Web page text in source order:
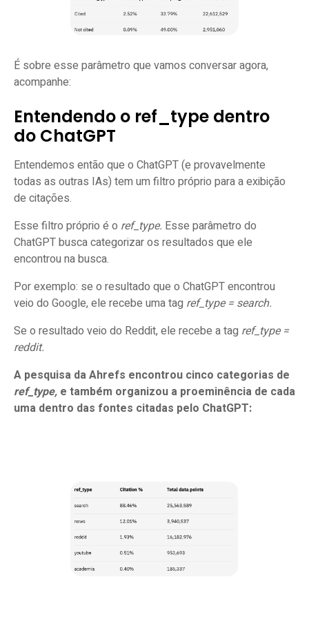
É sobre esse parâmetro que vamos conversar agora,
acompanhe:
Entendendo o ref_type dentro
do ChatGPT
Entendemos então que o ChatGPT (e provavelmente
todas as outras IAs) tem um filtro próprio para a exibição
de citações.
Esse filtro próprio é o ref_type. Esse parâmetro do
ChatGPT busca categorizar os resultados que ele
encontrou na busca.
Por exemplo: se o resultado que o ChatGPT encontrou
veio do Google, ele recebe uma tag ref_type = search.
Se o resultado veio do Reddit, ele recebe a tag ref_type =
reddit.
A pesquisa da Ahrefs encontrou cinco categorias de
ref_type, e também organizou a proeminência de cada
uma dentro das fontes citadas pelo ChatGPT: